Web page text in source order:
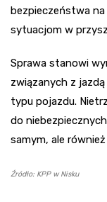
bezpieczeństwa
sytuacjom w
Sprawa stanowi
związanych z
typu pojazdu.
do
samym, ale
Źródło: KPP w Nisku